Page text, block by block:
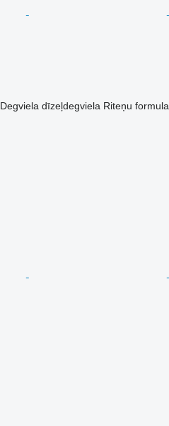
Degviela dīzeļdegviela Riteņu formula